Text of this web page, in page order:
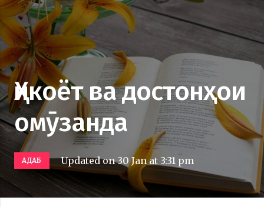
Ҳикоёт ва достонҳои
омӯзанда
АДАБ Updated on30 Jan at 3:31 pm